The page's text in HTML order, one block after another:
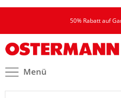
50% Rabatt auf
Menü